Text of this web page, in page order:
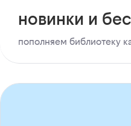
новинки и
пополняем библиотеку